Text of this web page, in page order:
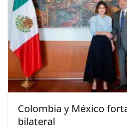
Colombia y México
bilateral